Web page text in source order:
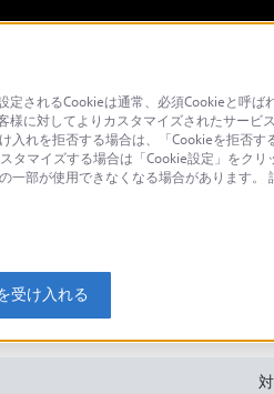
検索
ケーショ
されるCookieは通常、必須Cookieと呼ば
に対してよりカスタマイズされたサービ
れを拒否する場合は、「Cookieを拒否す
タマイズする場合は「Cookie設定」をクリ
一部が使用できなくなる場合があります。
受け入れる